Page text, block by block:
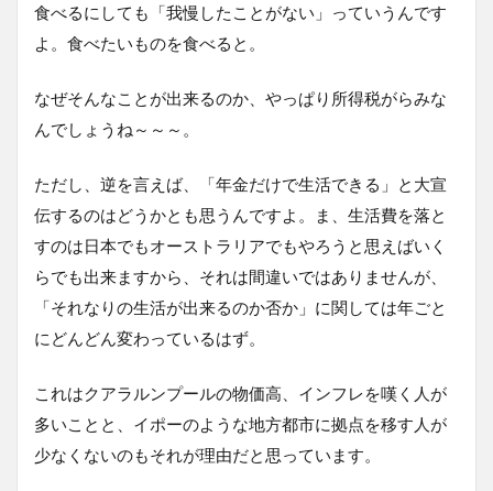
食べるにしても「我慢したことがない」っていうんです
よ。食べたいものを食べると。
なぜそんなことが出来るのか、やっぱり所得税がらみな
んでしょうね～～～。
ただし、逆を言えば、「年金だけで生活できる」と大宣
伝するのはどうかとも思うんですよ。ま、生活費を落と
すのは日本でもオーストラリアでもやろうと思えばいく
らでも出来ますから、それは間違いではありませんが、
「それなりの生活が出来るのか否か」に関しては年ごと
にどんどん変わっているはず。
これはクアラルンプールの物価高、インフレを嘆く人が
多いことと、イポーのような地方都市に拠点を移す人が
少なくないのもそれが理由だと思っています。